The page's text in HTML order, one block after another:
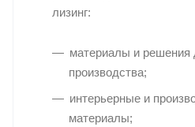
лизинг:
материалы и решения
производства;
интерьерные и
материалы;